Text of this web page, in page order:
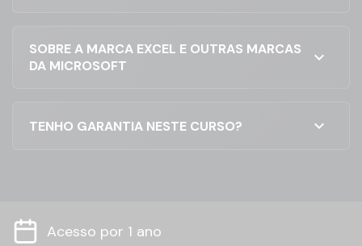
SOBRE A MARCA EXCEL E OUTRAS MARCAS
DA MICROSOFT
expand_more
TENHO GARANTIA NESTE CURSO? expand_more
Acesso por 1 ano